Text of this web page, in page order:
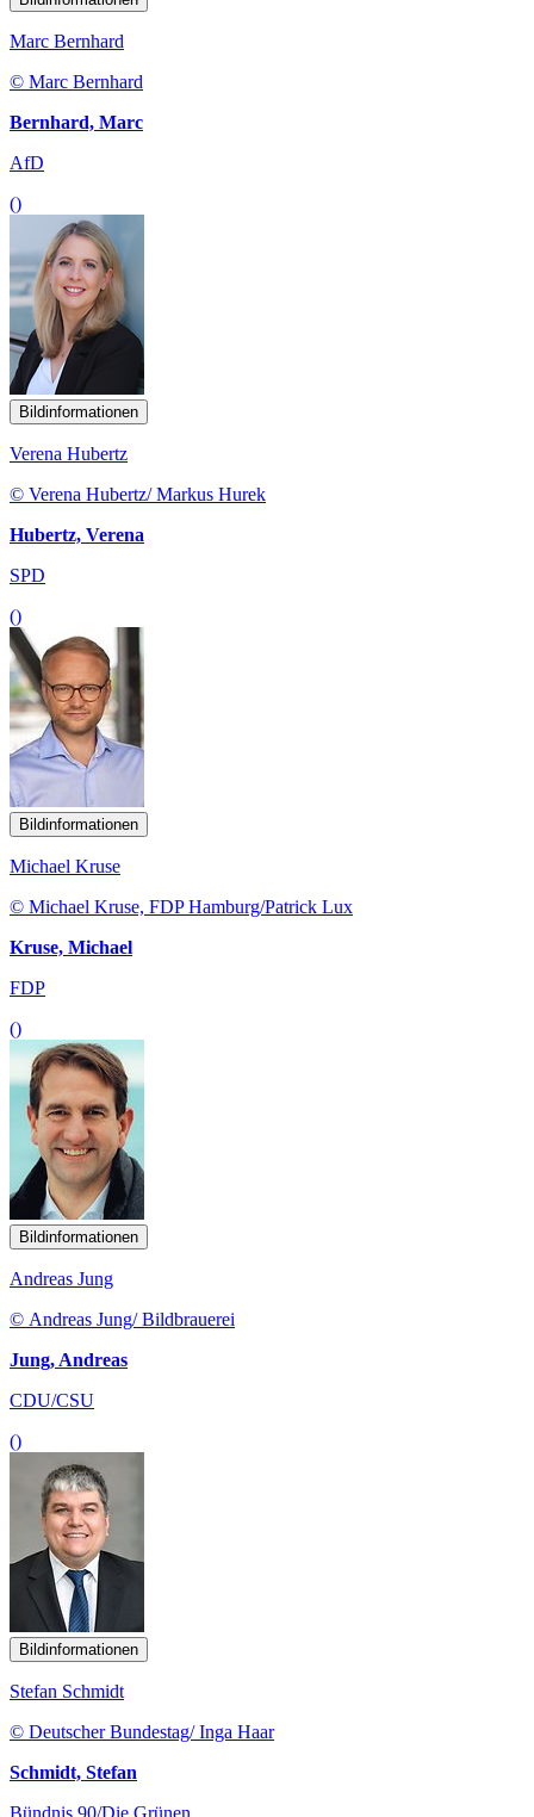
Marc Bernhard
© Marc Bernhard
Bernhard, Marc
AfD
()
Bildinformationen
Verena Hubertz
© Verena Hubertz/ Markus Hurek
Hubertz, Verena
SPD
()
Bildinformationen
Michael Kruse
© Michael Kruse, FDP Hamburg/Patrick Lux
Kruse, Michael
FDP
()
Bildinformationen
Andreas Jung
© Andreas Jung/ Bildbrauerei
Jung, Andreas
CDU/CSU
()
Bildinformationen
Stefan Schmidt
© Deutscher Bundestag/ Inga Haar
Schmidt, Stefan
Bündnis 90/Die Grünen